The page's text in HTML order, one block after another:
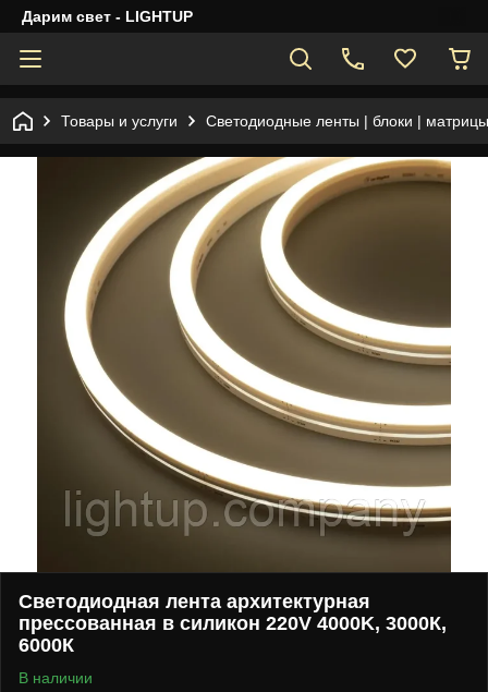
Дарим свет - LIGHTUP
Товары и услуги Светодиодные ленты | блоки |
Светодиодная лента архитектурная
прессованная в силикон 220V 4000K, 3000К,
6000К
В наличии